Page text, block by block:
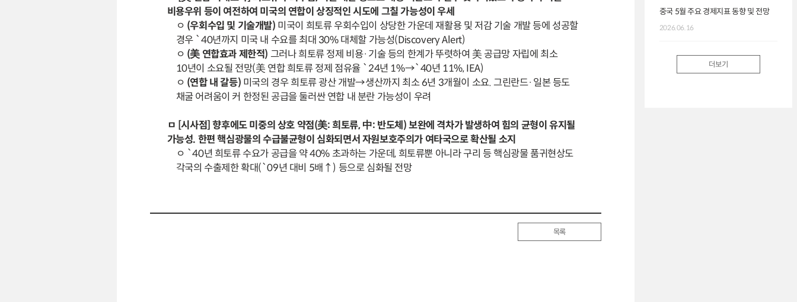
비용우위 등이 여전하여 미국의 연합이 상징적인 시도에 그칠 가능성이 우세
ㅇ (우회수입 및 기술개발) 미국이 희토류 우회수입이 상당한 가운데 재활용 및 저감 기술 개발 등에 성공할
경우 `40년까지 미국 내 수요를 최대 30% 대체할 가능성(Discovery Alert)
ㅇ (美 연합효과 제한적) 그러나 희토류 정제 비용·기술 등의 한계가 뚜렷하여 美 공급망 자립에 최소
10년이 소요될 전망(美 연합 희토류 정제 점유율 `24년 1%→`40년 11%, IEA)
ㅇ (연합 내 갈등) 미국의 경우 희토류 광산 개발→생산까지 최소 6년 3개월이 소요. 그린란드·일본 등도
채굴 어려움이 커 한정된 공급을 둘러싼 연합 내 분란 가능성이 우려
ㅁ [시사점] 향후에도 미중의 상호 약점(美: 희토류, 中: 반도체) 보완에 격차가 발생하여 힘의 균형이 유지될
가능성. 한편 핵심광물의 수급불균형이 심화되면서 자원보호주의가 여타국으로 확산될 소지
ㅇ `40년 희토류 수요가 공급을 약 40% 초과하는 가운데, 희토류뿐 아니라 구리 등 핵심광물 품귀현상도
각국의 수출제한 확대(`09년 대비 5배↑) 등으로 심화될 전망
목록
중국 5월 주요 경제지표 동향 및 전망
2026.06.16
더보기